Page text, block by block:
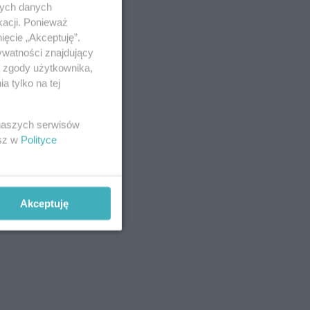
danych
Ponieważ
„Akceptuję”.
znajdujący
użytkownika,
tylko na tej
serwisów
w Polityce
Akceptuję